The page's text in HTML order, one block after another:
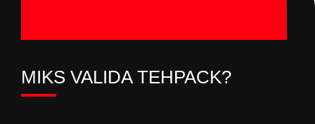
MIKS VALIDA TEHPACK?